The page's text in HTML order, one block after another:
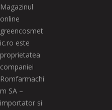
Magazinul
online
greencosmet
ic.ro este
proprietatea
companiei
Romfarmachi
m SA –
importator si